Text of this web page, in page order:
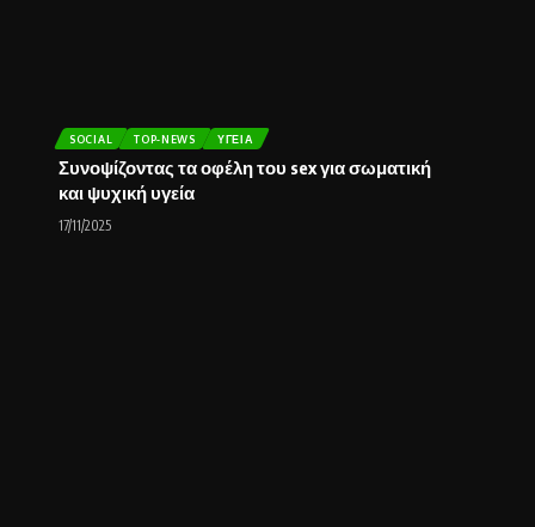
SOCIAL TOP-NEWS ΥΓΕΊΑ
Συνοψίζοντας τα οφέλη του sex για σωματική
και ψυχική υγεία
17/11/2025